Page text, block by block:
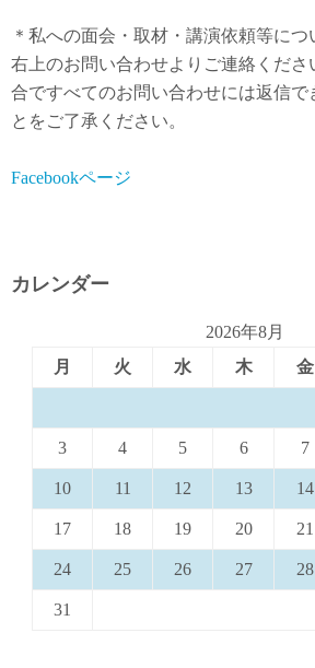
＊私への面会・取材・講演依頼等に
右上のお問い合わせよりご連絡くださ
合ですべてのお問い合わせには返信で
とをご了承ください。
Facebookページ
カレンダー
2026年8月
月
火 水 木 金
3 4 5 6 7
10 11 12 13 14
17 18 19 20 21
24 25 26 27 28
31